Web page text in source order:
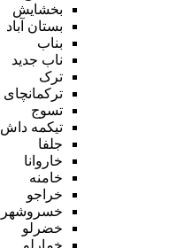
بخشایش
بستان آباد
بناب
ناب جدید
ترک
ترکمانچای
تسوج
تیکمه داش
جلفا
خاروانا
خامنه
خراجو
خسروشهر
خضرلو
خمارلو